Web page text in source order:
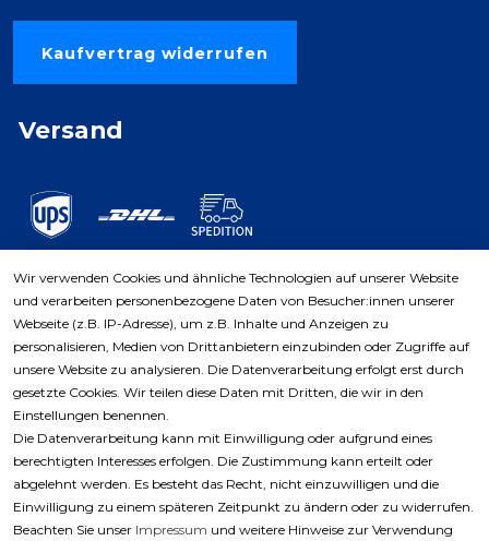
Kaufvertrag widerrufen
Versand
Zahlungsarten
Wir verwenden Cookies und ähnliche Technologien auf unserer Website
und verarbeiten personenbezogene Daten von Besucher:innen unserer
Webseite (z.B. IP-Adresse), um z.B. Inhalte und Anzeigen zu
personalisieren, Medien von Drittanbietern einzubinden oder Zugriffe auf
unsere Website zu analysieren. Die Datenverarbeitung erfolgt erst durch
gesetzte Cookies. Wir teilen diese Daten mit Dritten, die wir in den
Einstellungen benennen.
Die Datenverarbeitung kann mit Einwilligung oder aufgrund eines
berechtigten Interesses erfolgen. Die Zustimmung kann erteilt oder
abgelehnt werden. Es besteht das Recht, nicht einzuwilligen und die
Einwilligung zu einem späteren Zeitpunkt zu ändern oder zu widerrufen.
Beachten Sie unser Impressum und weitere Hinweise zur Verwendung